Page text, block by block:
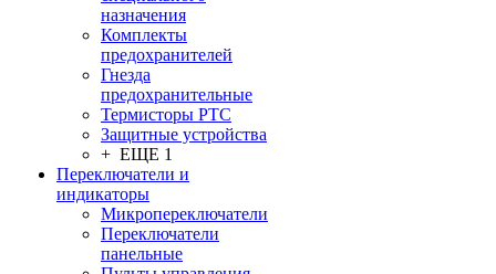
назначения
Комплекты
предохранителей
Гнезда
предохранительные
Термисторы PTC
Защитные устройства
+ ЕЩЕ 1
Переключатели и
индикаторы
Микропереключатели
Переключатели
панельные